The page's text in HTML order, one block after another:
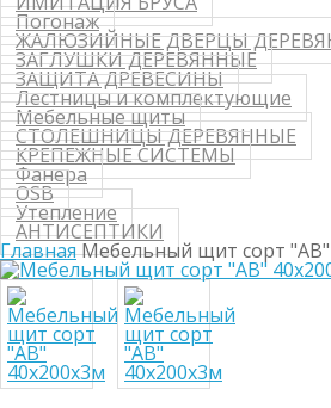
Погонаж
ЖАЛЮЗИЙНЫЕ ДВЕРЦЫ
ЗАГЛУШКИ ДЕРЕВЯННЫЕ
ЗАЩИТА ДРЕВЕСИНЫ
Лестницы и комплектующие
Мебельные щиты
СТОЛЕШНИЦЫ ДЕРЕВЯННЫЕ
КРЕПЕЖНЫЕ СИСТЕМЫ
Фанера
OSB
Утепление
АНТИСЕПТИКИ
ГлавнаяМебельный щит сорт "АВ"